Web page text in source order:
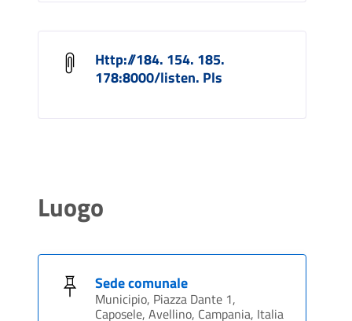
Http://184. 154. 185.
178:8000/listen. Pls
Luogo
Sede comunale
Municipio, Piazza Dante 1,
Caposele, Avellino, Campania, Italia